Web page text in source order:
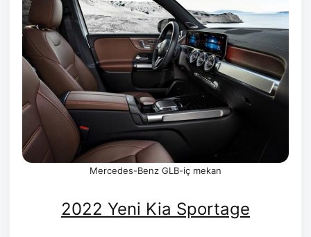
Mercedes-Benz GLB-iç mekan
2022 Yeni Kia Sportage